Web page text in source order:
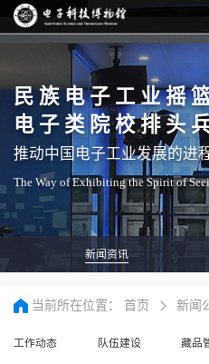
民族电子工业摇
电子类院校排头
推动中国电子工业发展的进
The Way of Exhibiting the Spirit of
新闻资讯
当前所在位置： 首页 新闻
工作动态 队伍建设 藏品